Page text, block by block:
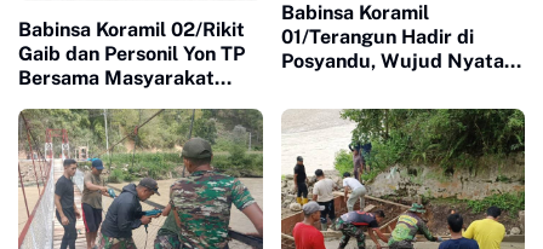
Babinsa Koramil 02/Rikit
Gaib dan Personil Yon TP
Bersama Masyarakat
Mengumpulkan Batu
Untuk Jembatan Gantung
Babinsa Koramil
01/Terangun Hadir di
Posyandu, Wujud Nyata
Kesehatan Masyarakat